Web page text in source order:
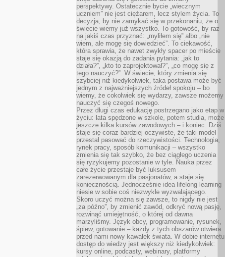
perspektywy. Ostatecznie bycie „wiecznym
uczniem” nie jest ciężarem, lecz stylem życia. To
decyzja, by nie zamykać się w przekonaniu, że o
świecie wiemy już wszystko. To gotowość, by raz
na jakiś czas przyznać: „myliłem się” albo „nie
wiem, ale mogę się dowiedzieć”. To ciekawość,
która sprawia, że nawet zwykły spacer po mieście
staje się okazją do zadania pytania: „jak to
działa?”, „kto to zaprojektował?”, „co mogę się z
tego nauczyć?”. W świecie, który zmienia się
szybciej niż kiedykolwiek, taka postawa może być
jednym z najważniejszych źródeł spokoju – bo
wiemy, że cokolwiek się wydarzy, zawsze możemy
nauczyć się czegoś nowego.
Przez długi czas edukację postrzegano jako etap w
życiu: lata spędzone w szkole, potem studia, może
jeszcze kilka kursów zawodowych – i koniec. Dziś
staje się coraz bardziej oczywiste, że taki model
przestał pasować do rzeczywistości. Technologia,
rynek pracy, sposób komunikacji – wszystko
zmienia się tak szybko, że bez ciągłego uczenia
się ryzykujemy pozostanie w tyle. Nauka przez
całe życie przestaje być luksusem
zarezerwowanym dla pasjonatów, a staje się
koniecznością. Jednocześnie idea lifelong learning
niesie w sobie coś niezwykle wyzwalającego.
Skoro uczyć można się zawsze, to nigdy nie jest
„za późno”, by zmienić zawód, odkryć nową pasję,
rozwinąć umiejętność, o której od dawna
marzyliśmy. Język obcy, programowanie, rysunek,
śpiew, gotowanie – każdy z tych obszarów otwiera
przed nami nowy kawałek świata. W dobie internetu
dostęp do wiedzy jest większy niż kiedykolwiek:
kursy online, podcasty, webinary, platformy